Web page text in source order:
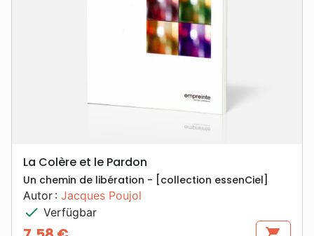
La Colère et le Pardon
Un chemin de libération - [collection essenCiel]
Autor : Jacques Poujol
check Verfügbar